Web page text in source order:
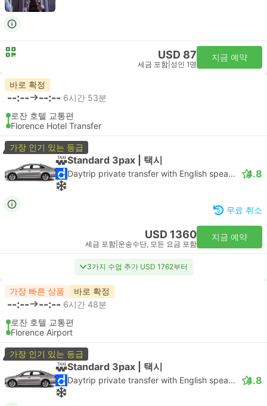
USD 87
세금 포함 성인 1명
지금 예약
바로 확정
--:-- --:-- 6시간 53분
로잔 호텔 교통편
Florence Hotel Transfer
가장 인기 있는 등급
Standard 3pax | 택시
Daytrip private transfer with English speaking driver 4.8
무료 취소
USD 1360
세금 포함 운송수단, 모든 요금 포함
지금 예약
3가지 수업 추가 USD 1762부터
가장 빠른 상품 바로 확정
--:-- --:-- 6시간 48분
로잔 호텔 교통편
Florence Airport
가장 인기 있는 등급
Standard 3pax | 택시
Daytrip private transfer with English speaking driver 4.8